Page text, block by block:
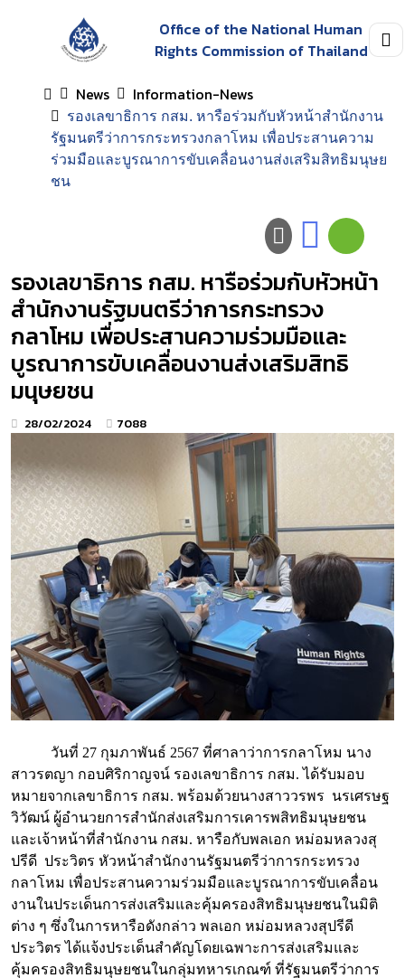
Office of the National Human
Rights Commission of Thailand
News
Information-News
รองเลขาธิการ กสม. หารือร่วมกับหัวหน้าสำนักงาน
รัฐมนตรีว่าการกระทรวงกลาโหม เพื่อประสานความ
ร่วมมือและบูรณาการขับเคลื่อนงานส่งเสริมสิทธิมนุษย
ชน
รองเลขาธิการ กสม. หารือร่วมกับหัวหน้า
สำนักงานรัฐมนตรีว่าการกระทรวง
กลาโหม เพื่อประสานความร่วมมือและ
บูรณาการขับเคลื่อนงานส่งเสริมสิทธิ
มนุษยชน
28/02/2024 7088
วันที่ 27 กุมภาพันธ์ 2567 ที่ศาลาว่าการกลาโหม นาง
สาวรตญา กอบศิริกาญจน์ รองเลขาธิการ กสม. ได้รับมอบ
หมายจากเลขาธิการ กสม. พร้อมด้วยนางสาววรพร นรเศรษฐ
วิวัฒน์ ผู้อำนวยการสำนักส่งเสริมการเคารพสิทธิมนุษยชน
และเจ้าหน้าที่สำนักงาน กสม. หารือกับพลเอก หม่อมหลวงสุ
ปรีดี ประวิตร หัวหน้าสำนักงานรัฐมนตรีว่าการกระทรวง
กลาโหม เพื่อประสานความร่วมมือและบูรณาการขับเคลื่อน
งานในประเด็นการส่งเสริมและคุ้มครองสิทธิมนุษยชนในมิติ
ต่าง ๆ ซึ่งในการหารือดังกล่าว พลเอก หม่อมหลวงสุปรีดี
ประวิตร ได้แจ้งประเด็นสำคัญโดยเฉพาะการส่งเสริมและ
คุ้มครองสิทธิมนุษยชนในกลุ่มทหารเกณฑ์ ที่รัฐมนตรีว่าการ